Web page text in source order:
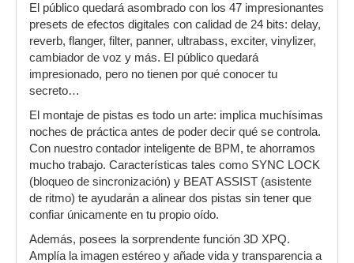
El público quedará asombrado con los 47 impresionantes
presets de efectos digitales con calidad de 24 bits: delay,
reverb, flanger, filter, panner, ultrabass, exciter, vinylizer,
cambiador de voz y más. El público quedará
impresionado, pero no tienen por qué conocer tu
secreto…
El montaje de pistas es todo un arte: implica muchísimas
noches de práctica antes de poder decir qué se controla.
Con nuestro contador inteligente de BPM, te ahorramos
mucho trabajo. Características tales como SYNC LOCK
(bloqueo de sincronización) y BEAT ASSIST (asistente
de ritmo) te ayudarán a alinear dos pistas sin tener que
confiar únicamente en tu propio oído.
Además, posees la sorprendente función 3D XPQ.
Amplía la imagen estéreo y añade vida y transparencia a